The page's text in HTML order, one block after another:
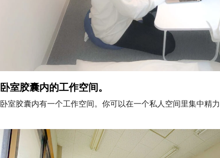
卧室胶囊内的工作空间。
卧室胶囊内有一个工作空间。你可以在一个私人空间里集中精